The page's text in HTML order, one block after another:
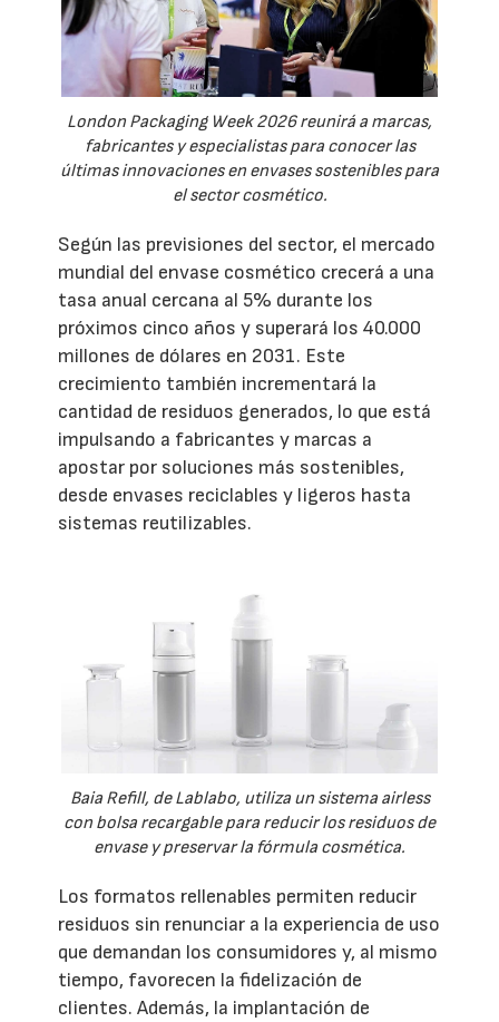
London Packaging Week 2026 reunirá a marcas,
fabricantes y especialistas para conocer las
últimas innovaciones en envases sostenibles para
el sector cosmético.
Según las previsiones del sector, el mercado
mundial del envase cosmético crecerá a una
tasa anual cercana al 5% durante los
próximos cinco años y superará los 40.000
millones de dólares en 2031. Este
crecimiento también incrementará la
cantidad de residuos generados, lo que está
impulsando a fabricantes y marcas a
apostar por soluciones más sostenibles,
desde envases reciclables y ligeros hasta
sistemas reutilizables.
Baia Refill, de Lablabo, utiliza un sistema airless
con bolsa recargable para reducir los residuos de
envase y preservar la fórmula cosmética.
Los formatos rellenables permiten reducir
residuos sin renunciar a la experiencia de uso
que demandan los consumidores y, al mismo
tiempo, favorecen la fidelización de
clientes. Además, la implantación de